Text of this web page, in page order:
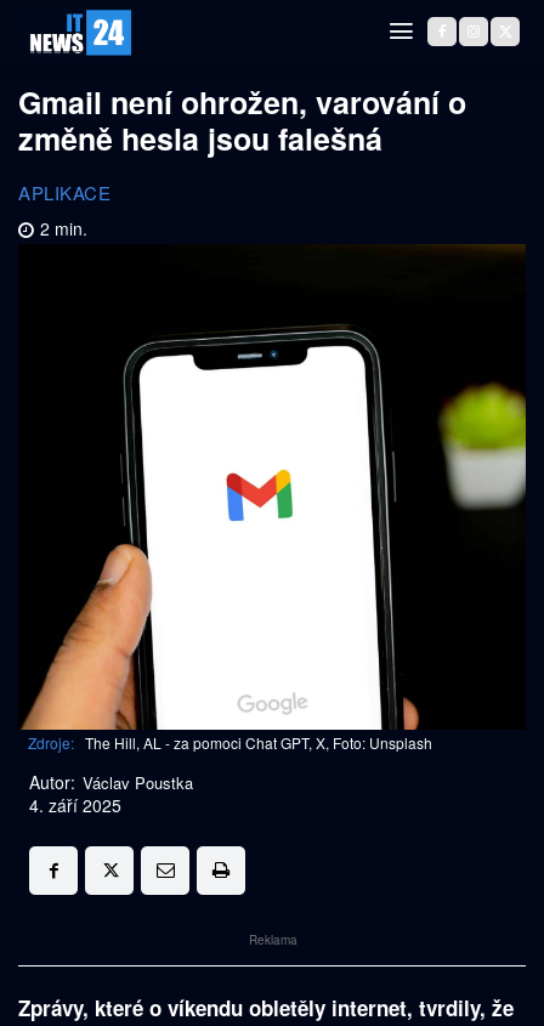
Gmail není ohrožen, varování o
změně hesla jsou falešná
APLIKACE
2 min.
Zdroje: The Hill, AL - za pomoci Chat GPT, X, Foto: Unsplash
Autor: Václav Poustka
4. září 2025
Reklama
Zprávy, které o víkendu obletěly internet, tvrdily, že